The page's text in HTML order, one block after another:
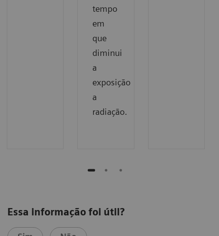
tempo
em
que
diminui
a
exposição
a
radiação.
Essa informação foi útil?